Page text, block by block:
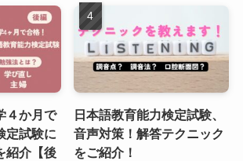
４か月で
定試験に
紹介【後
日本語教育能力検定試験、
音声対策！解答テクニック
をご紹介！